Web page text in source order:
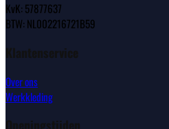
KvK: 57877637
BTW: NL002216721B59
Klantenservice
Over ons
Werkkleding
Openingstijden